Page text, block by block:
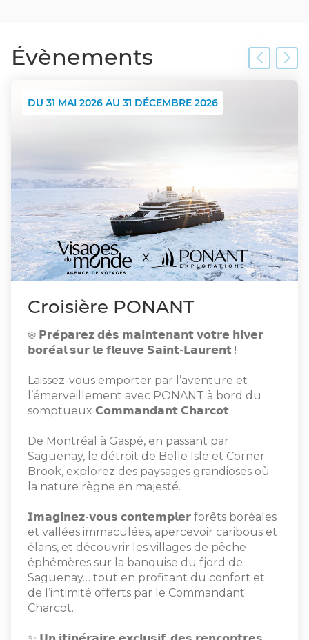
Évènements
DU 31 MAI 2026 AU 31 DÉCEMBRE 2026
Croisière PONANT
❄️ 𝗣𝗿𝗲́𝗽𝗮𝗿𝗲𝘇 𝗱𝗲̀𝘀 𝗺𝗮𝗶𝗻𝘁𝗲𝗻𝗮𝗻𝘁 𝘃𝗼𝘁𝗿𝗲 𝗵𝗶𝘃𝗲𝗿
𝗯𝗼𝗿𝗲́𝗮𝗹 𝘀𝘂𝗿 𝗹𝗲 𝗳𝗹𝗲𝘂𝘃𝗲 𝗦𝗮𝗶𝗻𝘁-𝗟𝗮𝘂𝗿𝗲𝗻𝘁 !
Laissez-vous emporter par l’aventure et
l’émerveillement avec PONANT à bord du
somptueux 𝗖𝗼𝗺𝗺𝗮𝗻𝗱𝗮𝗻𝘁 𝗖𝗵𝗮𝗿𝗰𝗼𝘁.
De Montréal à Gaspé, en passant par
Saguenay, le détroit de Belle Isle et Corner
Brook, explorez des paysages grandioses où
la nature règne en majesté.
𝗜𝗺𝗮𝗴𝗶𝗻𝗲𝘇-𝘃𝗼𝘂𝘀 𝗰𝗼𝗻𝘁𝗲𝗺𝗽𝗹𝗲𝗿 forêts boréales
et vallées immaculées, apercevoir caribous et
élans, et découvrir les villages de pêche
éphémères sur la banquise du fjord de
Saguenay… tout en profitant du confort et
de l’intimité offerts par le Commandant
Charcot.